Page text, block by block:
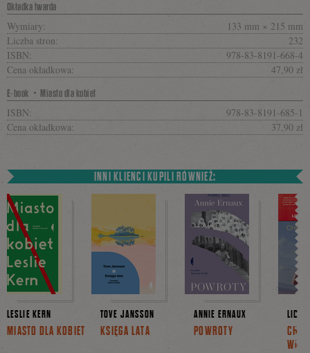
Okładka twarda
Wymiary:
133 mm × 215 mm
Liczba stron:
232
ISBN:
978-83-8191-668-4
Cena okładkowa:
47,90 zł
E-book・Miasto dla kobiet
ISBN:
978-83-8191-685-1
Cena okładkowa:
37,90 zł
INNI KLIENCI KUPILI RÓWNIEŻ:
LESLIE KERN
MIASTO DLA KOBIET
TOVE JANSSON
KSIĘGA LATA
ANNIE ERNAUX
POWROTY
LIDIA